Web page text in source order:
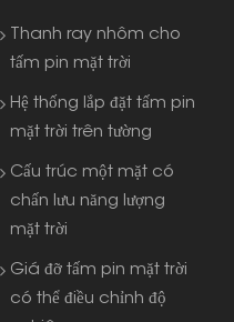
Thanh ray nhôm cho
tấm pin mặt trời
Hệ thống lắp đặt tấm pin
mặt trời trên tường
Cấu trúc một mặt có
chấn lưu năng lượng
mặt trời
Giá đỡ tấm pin mặt trời
có thể điều chỉnh độ